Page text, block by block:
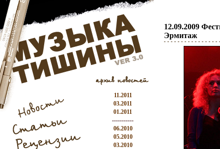
11.2011
03.2011
01.2011
-----------
06.2010
05.2010
03.2010
12.09.2009
Эрмитаж